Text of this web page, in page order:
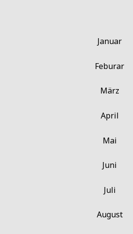
Januar
Feburar
März
April
Mai
Juni
Juli
August